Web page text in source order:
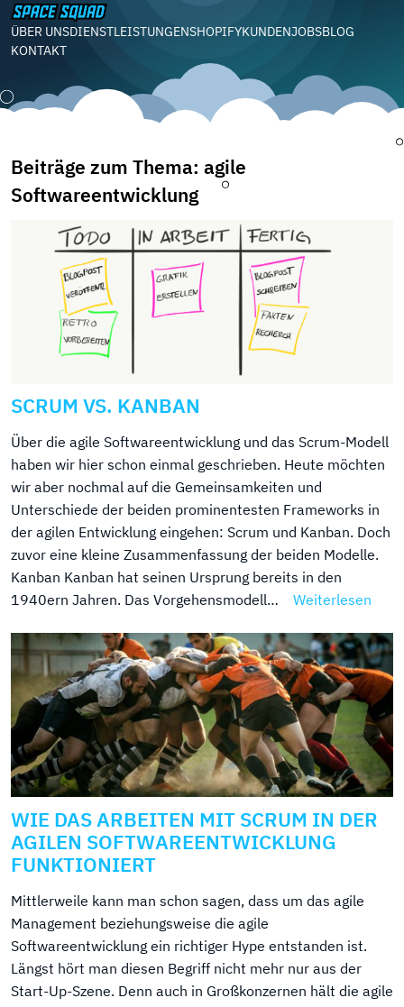
ÜBER UNSDIENSTLEISTUNGENSHOPIFYKUNDENJOBSBLOG
KONTAKT
Beiträge zum Thema: agile
Softwareentwicklung
SCRUM VS. KANBAN
Über die agile Softwareentwicklung und das Scrum-Modell
haben wir hier schon einmal geschrieben. Heute möchten
wir aber nochmal auf die Gemeinsamkeiten und
Unterschiede der beiden prominentesten Frameworks in
der agilen Entwicklung eingehen: Scrum und Kanban. Doch
zuvor eine kleine Zusammenfassung der beiden Modelle.
Kanban Kanban hat seinen Ursprung bereits in den
1940ern Jahren. Das Vorgehensmodell…
Weiterlesen
WIE DAS ARBEITEN MIT SCRUM IN DER
AGILEN SOFTWAREENTWICKLUNG
FUNKTIONIERT
Mittlerweile kann man schon sagen, dass um das agile
Management beziehungsweise die agile
Softwareentwicklung ein richtiger Hype entstanden ist.
Längst hört man diesen Begriff nicht mehr nur aus der
Start-Up-Szene. Denn auch in Großkonzernen hält die agile